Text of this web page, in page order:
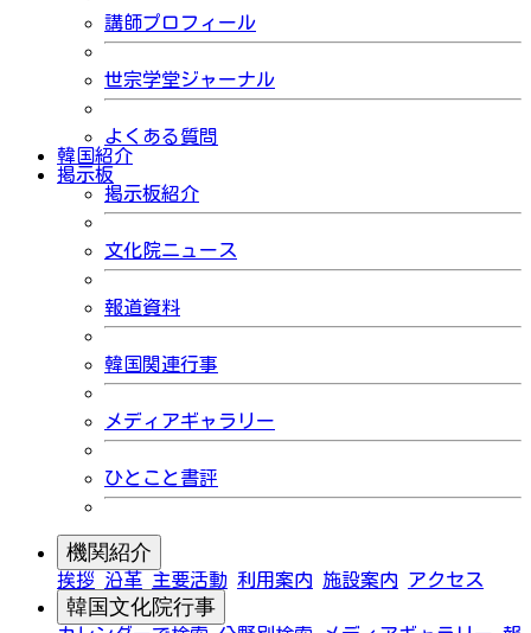
講師プロフィール
世宗学堂ジャーナル
よくある質問
韓国紹介
掲示板
掲示板紹介
文化院ニュース
報道資料
韓国関連行事
メディアギャラリー
ひとこと書評
機関紹介
挨拶 沿革 主要活動 利用案内 施設案内 アクセス
韓国文化院行事